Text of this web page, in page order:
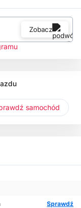
Sprawdź samochód
Sprawdź
Zobacz